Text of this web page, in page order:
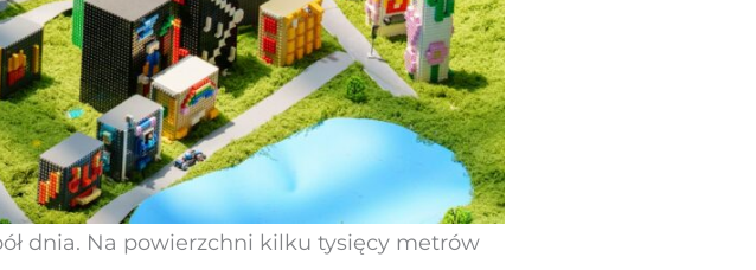
dnia. Na powierzchni kilku tysięcy metrów